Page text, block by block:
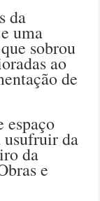
da
uma
sobrou
ao
de
espaço
usufruir da
da
e